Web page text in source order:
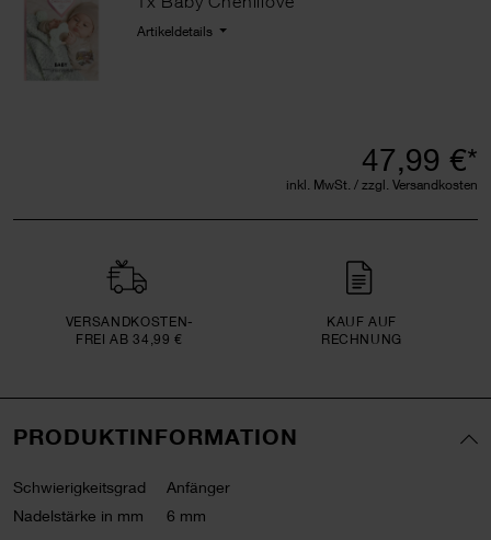
Artikeldetails
47,99 €*
inkl. MwSt. / zzgl. Versandkosten
VERSAND­KOSTEN­
FREI AB 34,99 €
KAUF AUF
RECHNUNG
PRODUKTINFORMATION
Schwierigkeitsgrad
Anfänger
Nadelstärke in mm
6 mm